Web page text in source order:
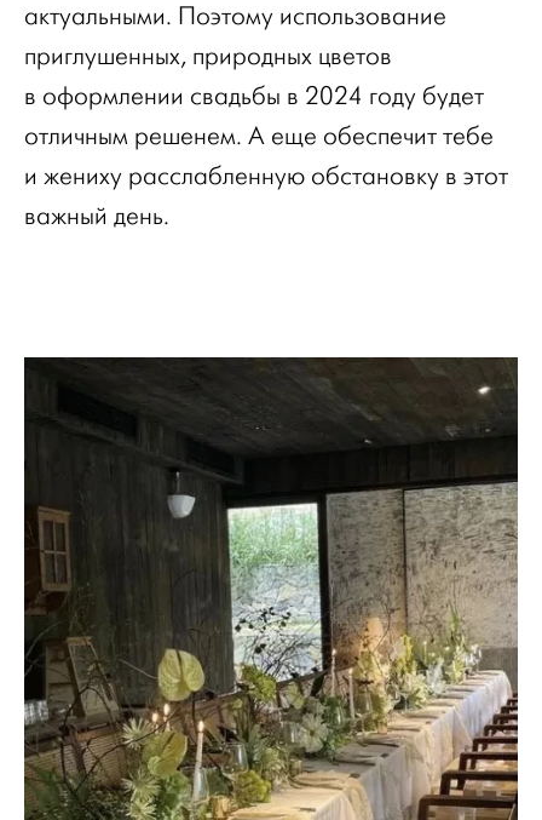
актуальными. Поэтому использование
приглушенных, природных цветов
в оформлении свадьбы в 2024 году будет
отличным решенем. А еще обеспечит тебе
и жениху расслабленную обстановку в этот
важный день.